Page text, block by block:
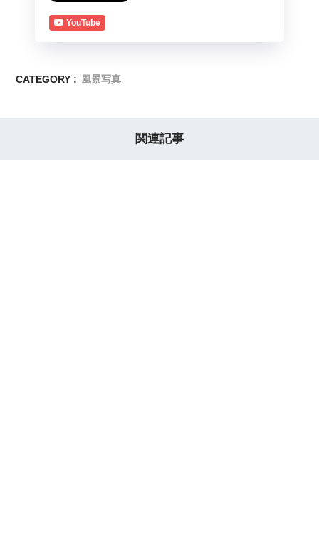
YouTube
CATEGORY : 風景写真
関連記事